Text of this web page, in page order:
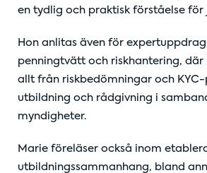
en tydlig och praktisk förståelse för
Hon anlitas även för
penningtvätt och riskhantering, där
allt från riskbedömningar och KYC-
utbildning och rådgivning i
myndigheter.
Marie föreläser också inom
utbildningssammanhang, bland